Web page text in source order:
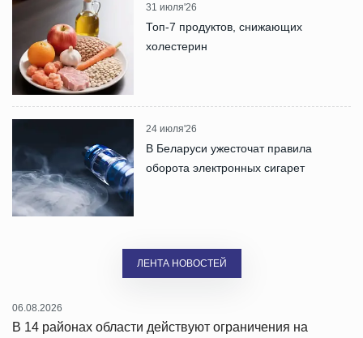
31 июля'26
Топ-7 продуктов, снижающих
холестерин
24 июля'26
В Беларуси ужесточат правила
оборота электронных сигарет
ЛЕНТА НОВОСТЕЙ
06.08.2026
В 14 районах области действуют ограничения на